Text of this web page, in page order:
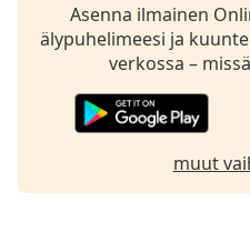
Asenna ilmainen
älypuhelimeesi ja
verkossa –
muut